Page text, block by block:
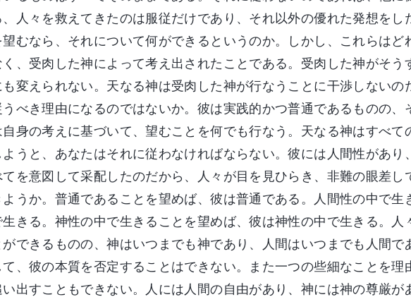
、人々を救えてきたのは服従だけであり、それ以外の優れた発想をし
望むなら、それについて何ができるというのか。しかし、これらは
く、受肉した神によって考え出されたことである。受肉した神がそ
も変えられない。天なる神は受肉した神が行なうことに干渉しない
うべき理由になるのではないか。彼は実践的かつ普通であるものの、
自身の考えに基づいて、望むことを何でも行なう。天なる神はすべ
ようと、あなたはそれに従わなければならない。彼には人間性があ
てを意図して采配したのだから、人々が目を見ひらき、非難の眼差し
ようか。普通であることを望めば、彼は普通である。人間性の中で
生きる。神性の中で生きることを望めば、彼は神性の中で生きる。人
ができるものの、神はいつまでも神であり、人間はいつまでも人間
て、彼の本質を否定することはできない。また一つの些細なことを
い出すこともできない。人には人間の自由があり、神には神の尊厳が